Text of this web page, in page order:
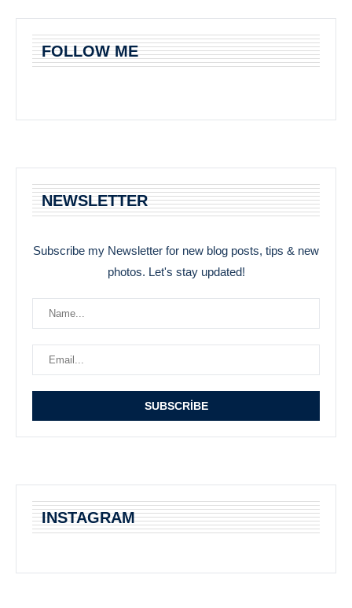
FOLLOW ME
NEWSLETTER
Subscribe my Newsletter for new blog posts, tips & new
photos. Let's stay updated!
INSTAGRAM